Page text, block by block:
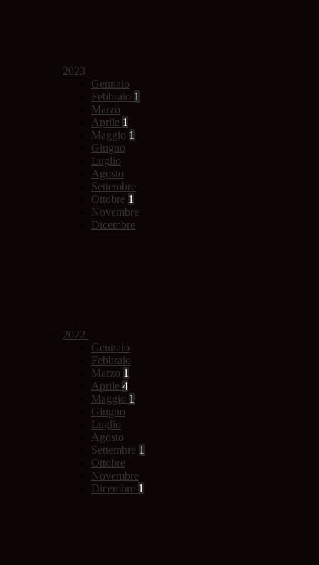
2023
Gennaio
Febbraio 1
Marzo
Aprile 1
Maggio 1
Giugno
Luglio
Agosto
Settembre
Ottobre 1
Novembre
Dicembre
2022
Gennaio
Febbraio
Marzo 1
Aprile 4
Maggio 1
Giugno
Luglio
Agosto
Settembre 1
Ottobre
Novembre
Dicembre 1